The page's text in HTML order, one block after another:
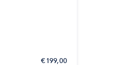
€ 199,00